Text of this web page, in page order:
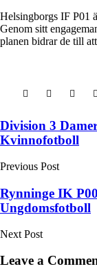
Helsingborgs IF P01
Genom sitt
planen bidrar de till
Post
navigation
Division 3
Kvinnofotboll
Previous Post
Rynninge IK
Ungdomsfotboll
Next Post
Leave a